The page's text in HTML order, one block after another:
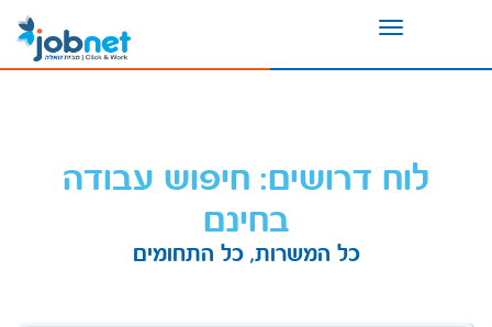
Toggle
לוח דרושים: חיפוש עבודה
בחינם
כל המשרות, כל התחומים